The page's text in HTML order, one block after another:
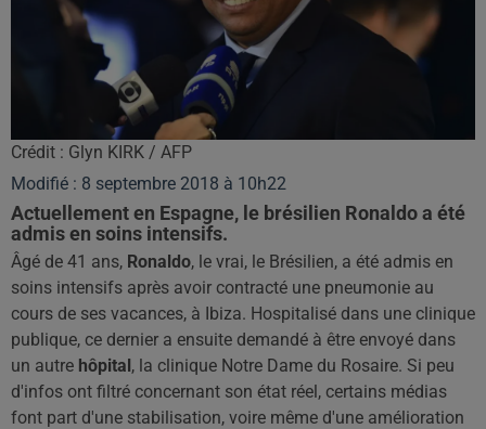
Crédit : Glyn KIRK / AFP
Modifié : 8 septembre 2018 à 10h22
Actuellement en Espagne, le brésilien Ronaldo a été
admis en soins intensifs.
Âgé de 41 ans, Ronaldo, le vrai, le Brésilien, a été admis en
soins intensifs après avoir contracté une pneumonie au
cours de ses vacances, à Ibiza. Hospitalisé dans une clinique
publique, ce dernier a ensuite demandé à être envoyé dans
un autre hôpital, la clinique Notre Dame du Rosaire. Si peu
d'infos ont filtré concernant son état réel, certains médias
font part d'une stabilisation, voire même d'une amélioration